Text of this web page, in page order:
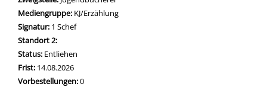
Mediengruppe: KJ/Erzählung
Signatur: 1 Schef
Standort 2:
Status: Entliehen
Frist: 14.08.2026
Vorbestellungen:0